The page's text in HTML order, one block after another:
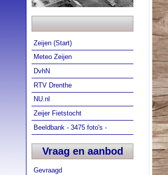
Zeijen (Start)
Meteo Zeijen
DvhN
RTV Drenthe
NU.nl
Zeijer Fietstocht
Beeldbank - 3475 foto's -
Vraag en aanbod
Gevraagd